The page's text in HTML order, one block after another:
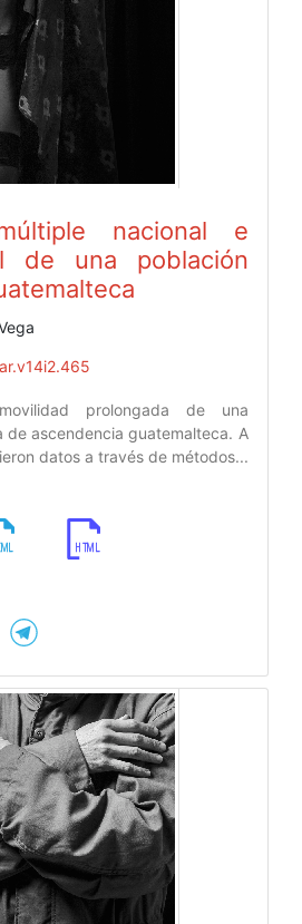
nacional e
de una población
prolongada de una
de ascendencia guatemalteca. A
datos a través de métodos...